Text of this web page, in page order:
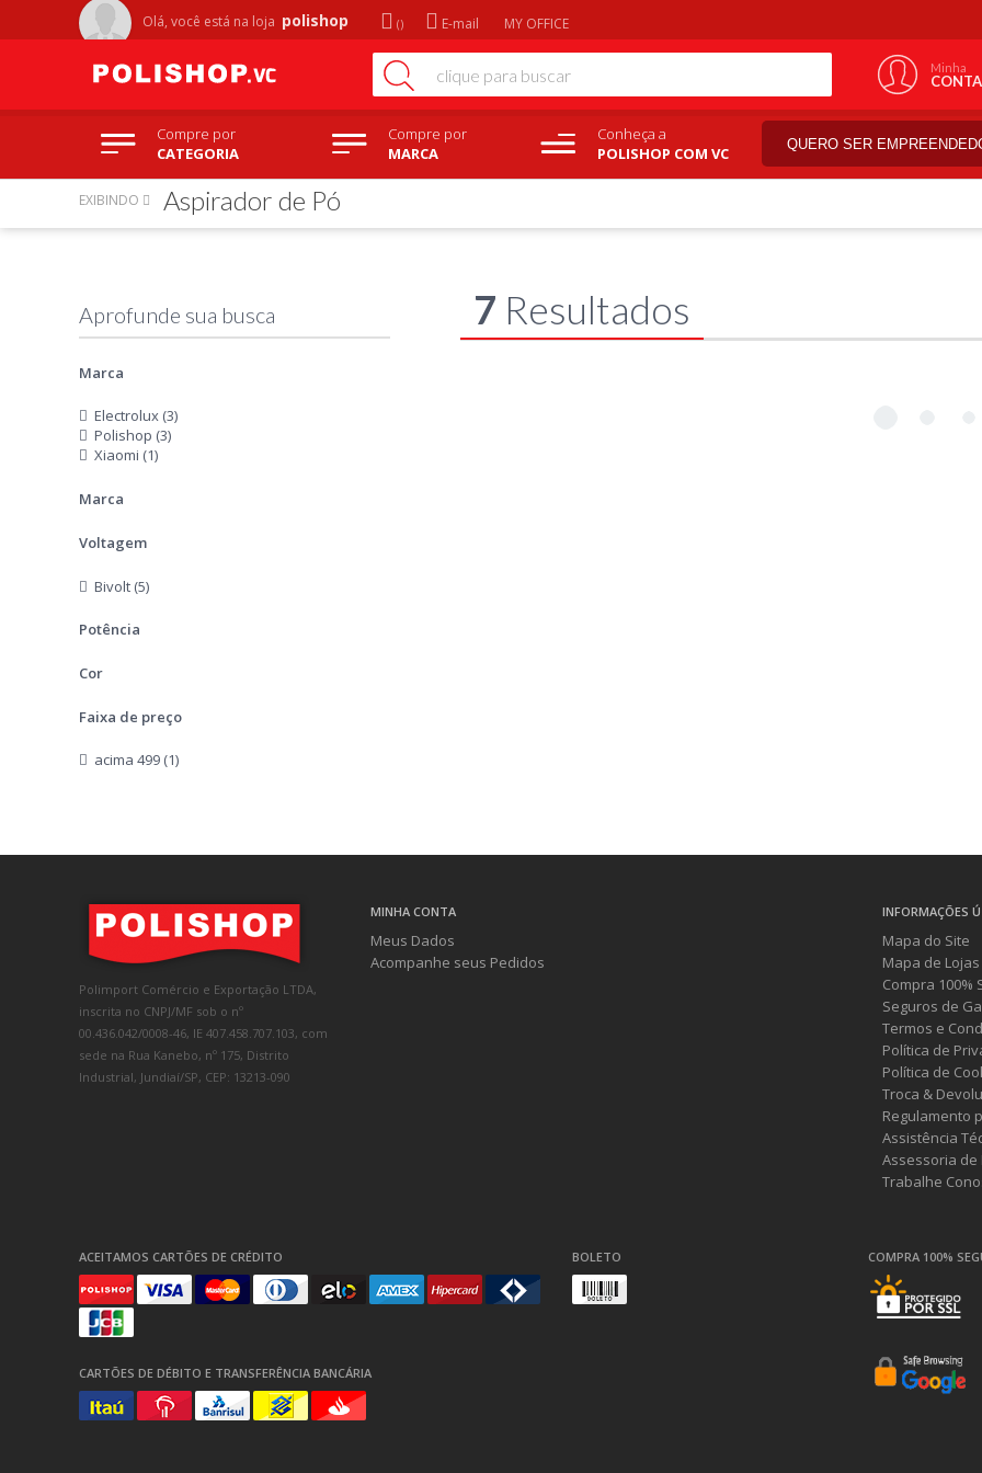
Olá, você está na loja polishop E-mail MY OFFICE
Minha
CONTA
Compre por
CATEGORIA
Compre por
MARCA
Conheça a
POLISHOP COM VC
QUERO SER
Marca
Electrolux (3)
Polishop (3)
Xiaomi (1)
Marca
Voltagem
Bivolt (5)
Potência
Cor
Faixa de preço
acima 499 (1)
EXIBINDO Aspirador de Pó
7 Resultados
Polimport Comércio e Exportação LTDA,
inscrita no CNPJ/MF sob o nº
00.436.042/0008-46, IE 407.458.707.103, com
sede na Rua Kanebo, nº 175, Distrito
Industrial, Jundiaí/SP, CEP: 13213-090
MINHA CONTA
Meus Dados
Acompanhe seus Pedidos
INFORMAÇÕES
Mapa do Site
Mapa de Lojas
Compra 100%
Seguros de
Termos e
Política de
Política de
Troca &
Regulamento
Assistência
Assessoria de
Trabalhe
ACEITAMOS CARTÕES DE CRÉDITO
CARTÕES DE DÉBITO E TRANSFERÊNCIA BANCÁRIA
BOLETO COMPRA 100%